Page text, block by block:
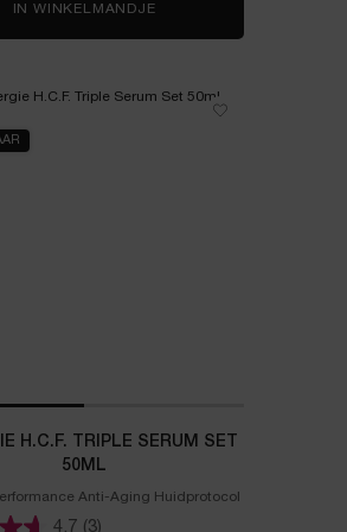
SET
IN WINKELMANDJE
H.C.F. TRIPLE SERUM SET
50ML
Anti-Aging Huidprotocol
4.7 (3)